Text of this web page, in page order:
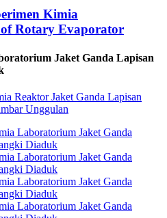
Kimia
Rotary Evaporator
Jaket Ganda Lapisan